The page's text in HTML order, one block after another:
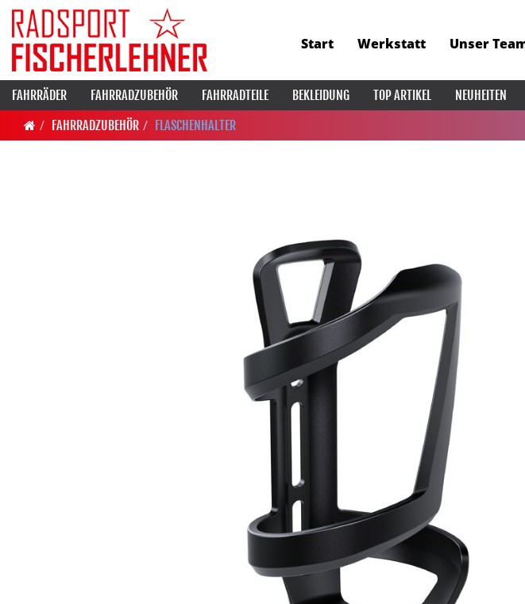
Start Werkstatt Unser
FAHRRÄDER FAHRRADZUBEHÖR FAHRRADTEILE BEKLEIDUNG TOP ARTIKEL NEUHEITEN
FAHRRADZUBEHÖR
FLASCHENHALTER